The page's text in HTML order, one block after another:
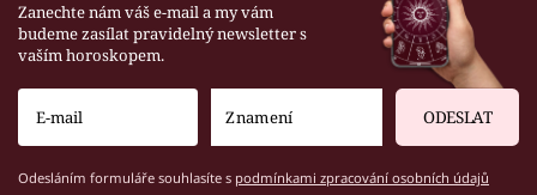
Zanechte nám váš e-mail a my vám
budeme zasílat pravidelný newsletter s
vaším horoskopem.
ODESLAT
Odesláním formuláře souhlasíte s podmínkami zpracování osobních údajů